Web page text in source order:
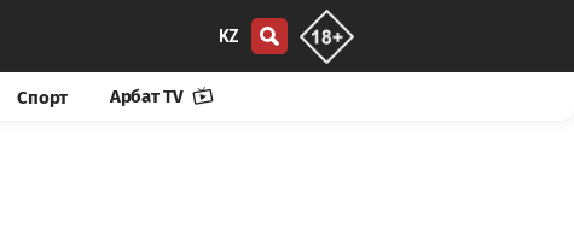
KZ
Спорт Арбат TV